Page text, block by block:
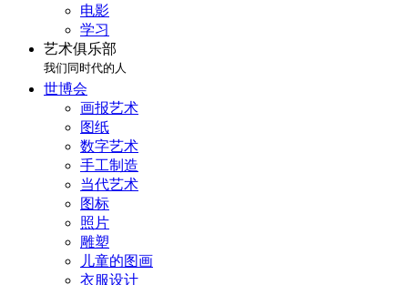
电影
学习
艺术俱乐部
我们同时代的人
世博会
画报艺术
图纸
数字艺术
手工制造
当代艺术
图标
照片
雕塑
儿童的图画
衣服设计